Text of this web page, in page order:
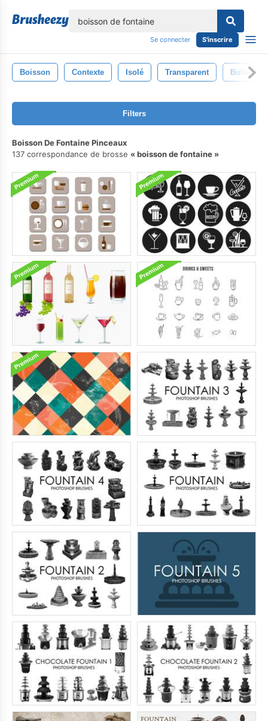
Se connecter S'inscrire
Boisson Contexte Isolé Transparent Bulle
Filters
Boisson De Fontaine Pinceaux
137 correspondance de brosse
boisson de fontaine